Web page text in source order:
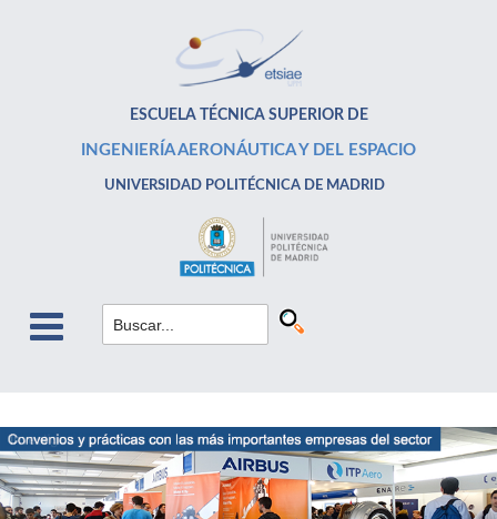
ESCUELA TÉCNICA SUPERIOR DE
INGENIERÍA AERONÁUTICA Y DEL ESPACIO
UNIVERSIDAD POLITÉCNICA DE MADRID